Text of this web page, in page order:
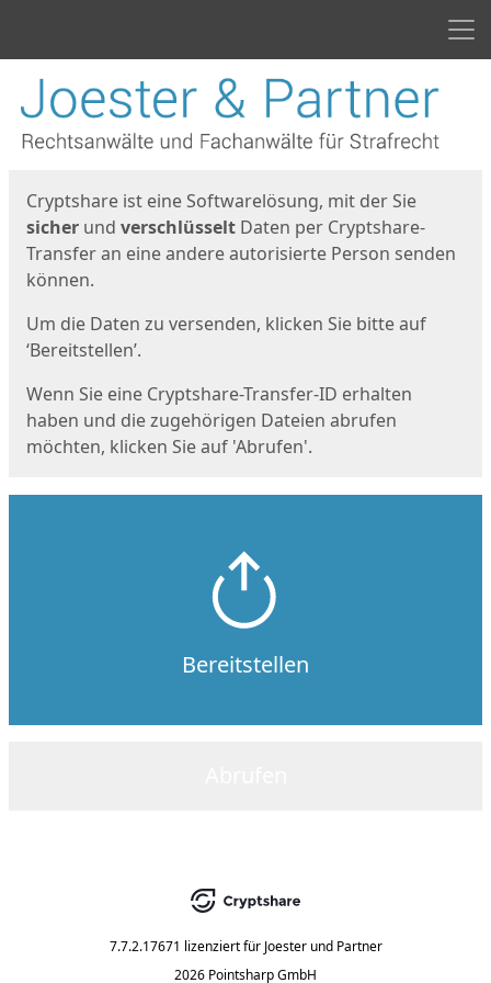
Start
Cryptshare ist eine Softwarelösung, mit der Sie
sicher und verschlüsselt Daten per Cryptshare-
Transfer an eine andere autorisierte Person senden
können.
Um die Daten zu versenden, klicken Sie bitte auf
‘Bereitstellen’.
Wenn Sie eine Cryptshare-Transfer-ID erhalten
haben und die zugehörigen Dateien abrufen
möchten, klicken Sie auf 'Abrufen'.
Bereitstellen
7.7.2.17671 lizenziert für Joester und Partner
2026 Pointsharp GmbH